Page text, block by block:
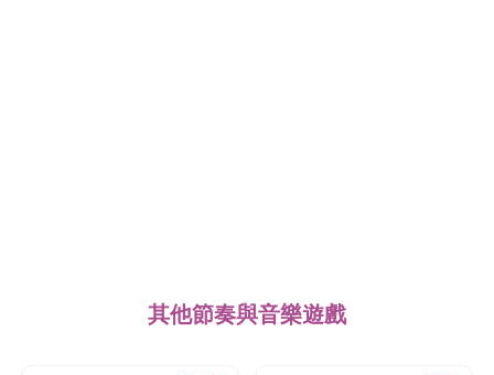
其他節奏與音樂遊戲